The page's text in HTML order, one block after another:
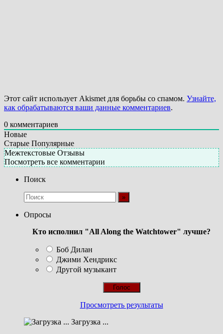
Этот сайт использует Akismet для борьбы со спамом. Узнайте,
как обрабатываются ваши данные комментариев.
0 комментариев
Новые
Старые Популярные
Межтекстовые Отзывы
Посмотреть все комментарии
Поиск
Опросы
Кто исполнил "All Along the Watchtower" лучше?
Боб Дилан
Джими Хендрикс
Другой музыкант
Просмотреть результаты
Загрузка ...